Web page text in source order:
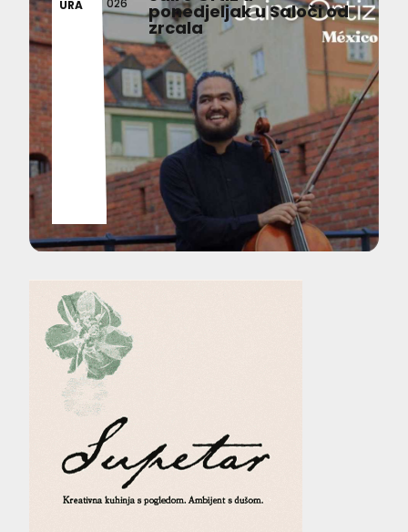
URA 026 ponedjeljak u Saloči od
zrcala